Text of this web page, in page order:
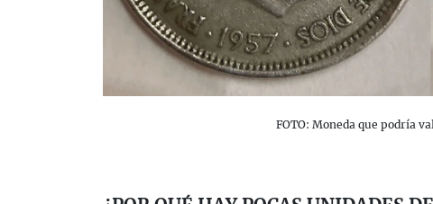
FOTO: Moneda que podría